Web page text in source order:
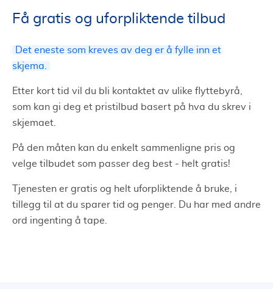
Få gratis og uforpliktende tilbud
Det eneste som kreves av deg er å fylle inn et
skjema.
Etter kort tid vil du bli kontaktet av ulike flyttebyrå,
som kan gi deg et pristilbud basert på hva du skrev i
skjemaet.
På den måten kan du enkelt sammenligne pris og
velge tilbudet som passer deg best - helt gratis!
Tjenesten er gratis og helt uforpliktende å bruke, i
tillegg til at du sparer tid og penger. Du har med andre
ord ingenting å tape.